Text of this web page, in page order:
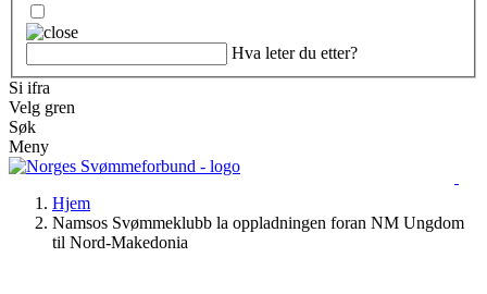
Hva leter du etter?
Si ifra
Velg gren
Søk
Meny
Hjem
Namsos Svømmeklubb la oppladningen foran NM Ungdom
til Nord-Makedonia